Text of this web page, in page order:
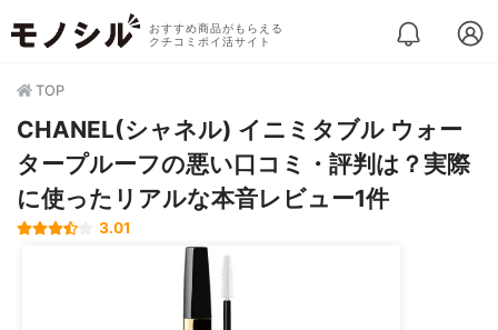
おすすめ商品がもらえる
クチコミポイ活サイト
TOP
CHANEL(シャネル) イニミタブル ウォー
タープルーフの悪い口コミ・評判は？実際
に使ったリアルな本音レビュー1件
3.01